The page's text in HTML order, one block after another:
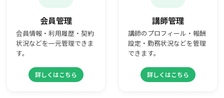
会員管理
会員情報・利用履歴・契約
状況などを一元管理できま
す。
詳しくはこちら
講師管理
講師のプロフィール・報酬
設定・勤務状況などを管理
できます。
詳しくはこちら